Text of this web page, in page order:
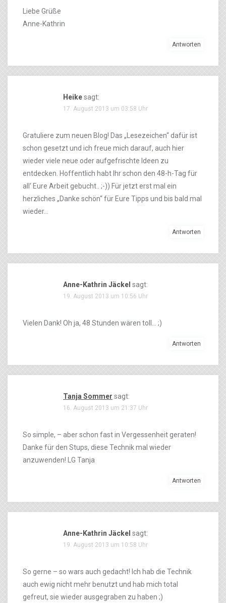
Liebe Grüße
Anne-Kathrin
Antworten
Heikesagt:
17. August 2013 um 03:58 Uhr
Gratuliere zum neuen Blog! Das „Lesezeichen“ dafür ist
schon gesetzt und ich freue mich darauf, auch hier
wieder viele neue oder aufgefrischte Ideen zu
entdecken. Hoffentlich habt Ihr schon den 48-h-Tag für
all‘ Eure Arbeit gebucht.. ;-)) Für jetzt erst mal ein
herzliches „Danke schön“ für Eure Tipps und bis bald mal
wieder…
Antworten
Anne-Kathrin Jäckel sagt:
19. August 2013 um 10:56 Uhr
Vielen Dank! Oh ja, 48 Stunden wären toll… ;)
Antworten
Tanja Sommer sagt:
16. August 2013 um 21:37 Uhr
So simple, – aber schon fast in Vergessenheit geraten!
Danke für den Stups, diese Technik mal wieder
anzuwenden! LG Tanja
Antworten
Anne-Kathrin Jäckel sagt:
19. August 2013 um 10:58 Uhr
So gerne – so wars auch gedacht! Ich hab die Technik
auch ewig nicht mehr benutzt und hab mich total
gefreut, sie wieder ausgegraben zu haben ;)